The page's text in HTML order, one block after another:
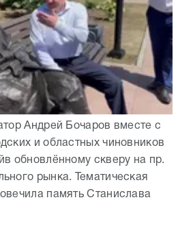
Андрей Бочаров вместе с
и областных чиновников
обновлённому скверу на пр.
рынка. Тематическая
память Станислава